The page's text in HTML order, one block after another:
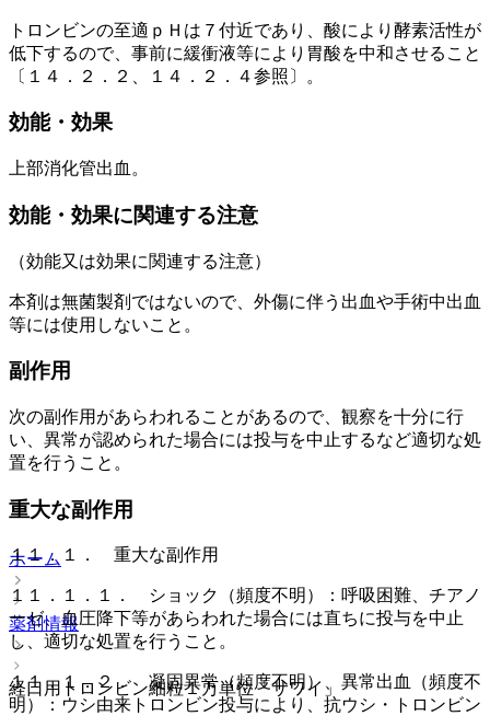
トロンビンの至適ｐＨは７付近であり、酸により酵素活性が
低下するので、事前に緩衝液等により胃酸を中和させること
〔１４．２．２、１４．２．４参照〕。
効能・効果
上部消化管出血。
効能・効果に関連する注意
（効能又は効果に関連する注意）
本剤は無菌製剤ではないので、外傷に伴う出血や手術中出血
等には使用しないこと。
副作用
次の副作用があらわれることがあるので、観察を十分に行
い、異常が認められた場合には投与を中止するなど適切な処
置を行うこと。
重大な副作用
１１．１． 重大な副作用
１１．１．１． ショック（頻度不明）：呼吸困難、チアノ
ーゼ、血圧降下等があらわれた場合には直ちに投与を中止
し、適切な処置を行うこと。
１１．１．２． 凝固異常（頻度不明）、異常出血（頻度不
明）：ウシ由来トロンビン投与により、抗ウシ・トロンビン
ホーム
薬剤情報
経口用トロンビン細粒１万単位「サワイ」